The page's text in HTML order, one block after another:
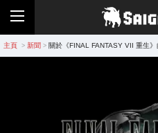
主頁 > 新聞 > 關於《FINAL FANTASY VII 重生